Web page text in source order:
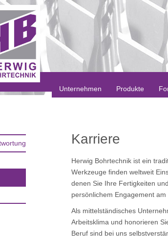
Unternehmen Produkte
Karriere
Herwig Bohrtechnik ist ein
Werkzeuge finden weltweit
denen Sie Ihre Fertigkeiten
persönlichem Engagement
Als mittelständisches
Arbeitsklima und honorieren
Beruf sind bei uns